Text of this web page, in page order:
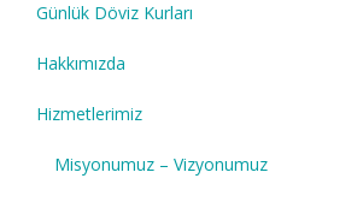
Günlük Döviz Kurları
Hakkımızda
Hizmetlerimiz
Misyonumuz – Vizyonumuz